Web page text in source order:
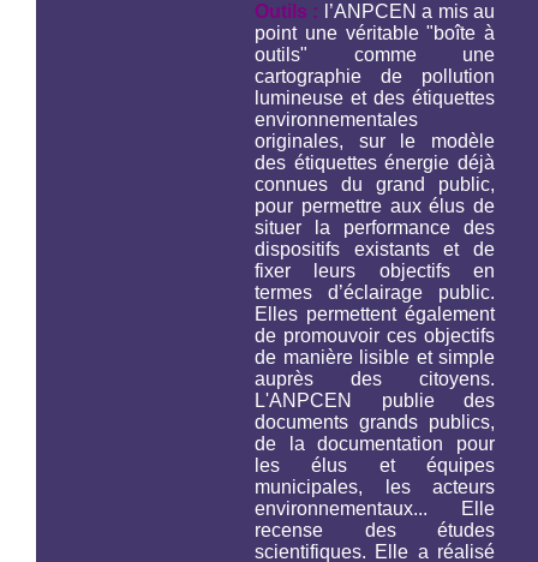
Outils :
l’ANPCEN a mis au
point une véritable "boîte à
outils" comme une
cartographie de pollution
lumineuse et des étiquettes
environnementales
originales, sur le modèle
des étiquettes énergie déjà
connues du grand public,
pour permettre aux élus de
situer la performance des
dispositifs existants et de
fixer leurs objectifs en
termes d’éclairage public.
Elles permettent également
de promouvoir ces objectifs
de manière lisible et simple
auprès des citoyens.
L'ANPCEN publie des
documents grands publics,
de la documentation pour
les élus et équipes
municipales, les acteurs
environnementaux... Elle
recense des études
scientifiques. Elle a réalisé